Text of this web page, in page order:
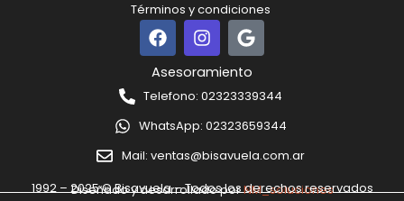
Términos y condiciones
F
a
c
e
b
o
o
k
I
n
s
t
a
g
r
a
G
o
o
g
l
e
Asesoramiento
Telefono: 02323339344
WhatsApp: 02323659344
Mail: ventas@bisavuela.com.ar
Diseñado y desarrollado porNM_soluciones
1992 – 2025 © Bisavuela – Todos los derechos reservados